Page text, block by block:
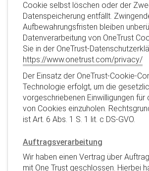
Cookie selbst löschen oder der
Datenspeicherung entfällt.
Aufbewahrungsfristen bleiben
Datenverarbeitung von OneTrust
Sie in der OneTrust-
https://www.onetrust.com/privacy/
Der Einsatz der OneTrust-Cookie-
Technologie erfolgt, um die
vorgeschriebenen Einwilligungen für
von Cookies einzuholen.
ist Art. 6 Abs. 1 S. 1 lit. c DS-GVO.
Auftragsverarbeitung
Wir haben einen Vertrag über
mit One Trust geschlossen. Hierbei